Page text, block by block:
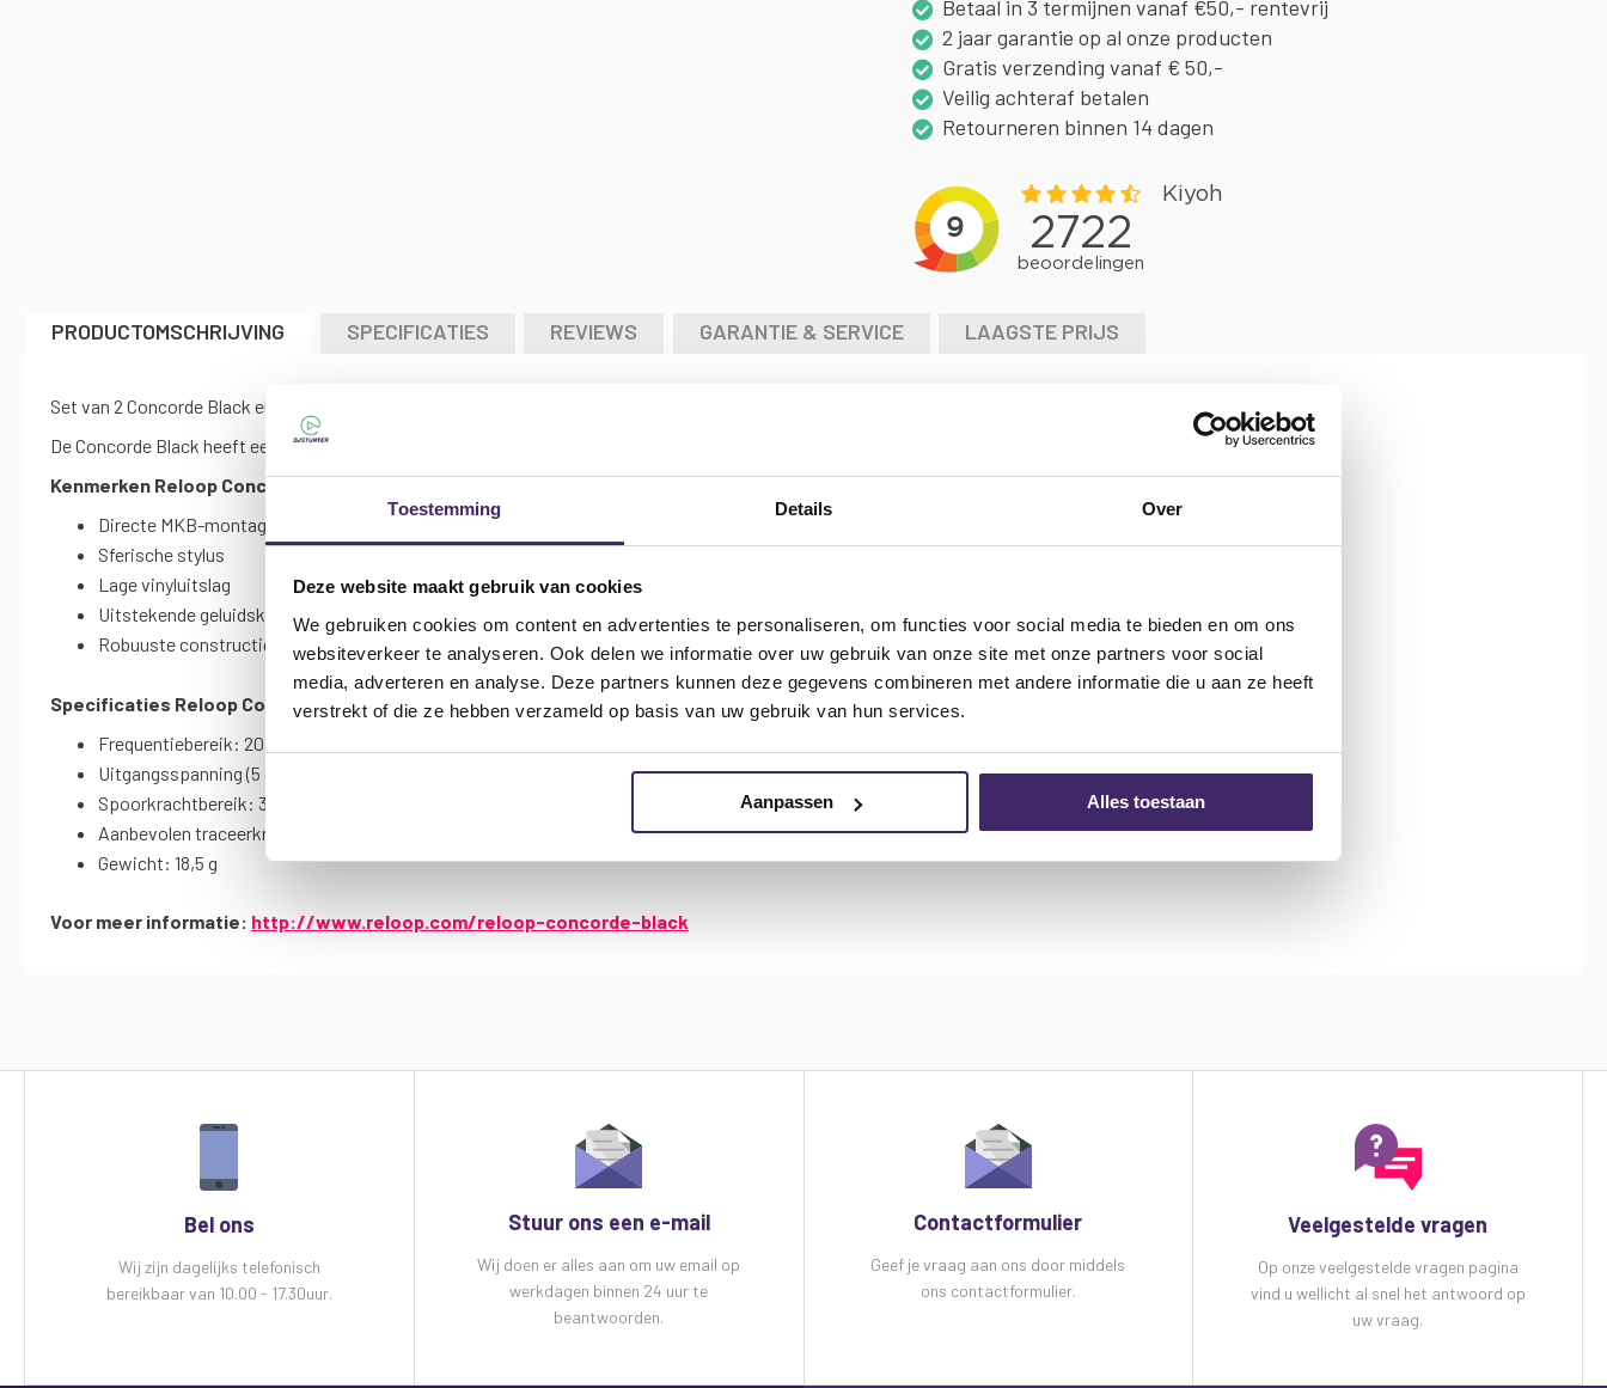
Toestemming Details Over
Deze website maakt gebruik van cookies
We gebruiken cookies om content en advertenties te personaliseren, om functies voor social media te bieden en om ons
websiteverkeer te analyseren. Ook delen we informatie over uw gebruik van onze site met onze partners voor social
media, adverteren en analyse. Deze partners kunnen deze gegevens combineren met andere informatie die u aan ze heeft
verstrekt of die ze hebben verzameld op basis van uw gebruik van hun services.
Aanpassen Alles toestaan
Betaal in 3 termijnen vanaf €50,- rentevrij
2 jaar garantie op al onze producten
Gratis verzending vanaf € 50,-
Veilig achteraf betalen
Retourneren binnen 14 dagen
PRODUCTOMSCHRIJVING SPECIFICATIES REVIEWS GARANTIE & SERVICE LAAGSTE PRIJS
Set van 2 Concorde Black elementen
De Concorde Black heeft een lage vinyl-draagkracht en een sferische stylus, terwijl vooral goede geluidskenmerken de kwaliteit als een goede allround beklemtonen.
Kenmerken Reloop Concorde Black Pack platenspeler elementen:
Directe MKB-montage
Sferische stylus
Lage vinyluitslag
Uitstekende geluidskenmerken
Robuuste constructie
Specificaties Reloop Concorde Black Pack platenspeler elementen:
Frequentiebereik: 20 Hz - 18 kHz
Uitgangsspanning (5 cm / s): 5 mV
Spoorkrachtbereik: 3 - 5 g
Aanbevolen traceerkracht: 4 g
Gewicht: 18,5 g
Voor meer informatie: http://www.reloop.com/reloop-concorde-black
Bel ons
Wij zijn dagelijks telefonisch
bereikbaar van 10.00 - 17.30uur.
Stuur ons een e-mail
Wij doen er alles aan om uw email op
werkdagen binnen 24 uur te
beantwoorden.
Contactformulier
Geef je vraag aan ons door middels
ons contactformulier.
Veelgestelde vragen
Op onze veelgestelde vragen pagina
vind u wellicht al snel het antwoord op
uw vraag.